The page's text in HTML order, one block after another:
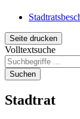
Seite drucken
Volltextsuche
Suchen
Stadtrat